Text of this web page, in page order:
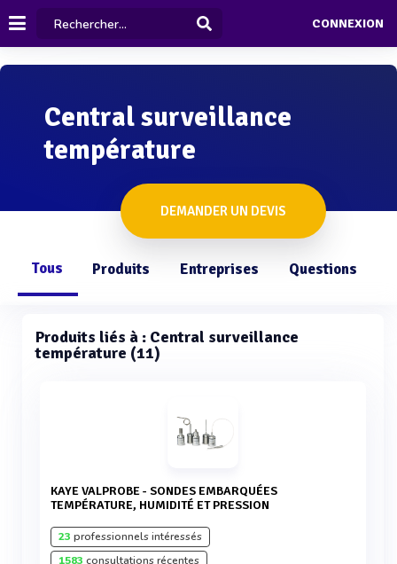
CONNEXION
Central surveillance
température
DEMANDER UN DEVIS
Tous Produits Entreprises Questions
Produits liés à : Central surveillance
température (11)
KAYE VALPROBE - SONDES EMBARQUÉES
TEMPÉRATURE, HUMIDITÉ ET PRESSION
23 professionnels intéressés
1583 consultations récentes